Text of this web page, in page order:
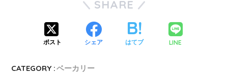
SHARE
ポスト シェア はてブ LINE
CATEGORY :ベーカリー